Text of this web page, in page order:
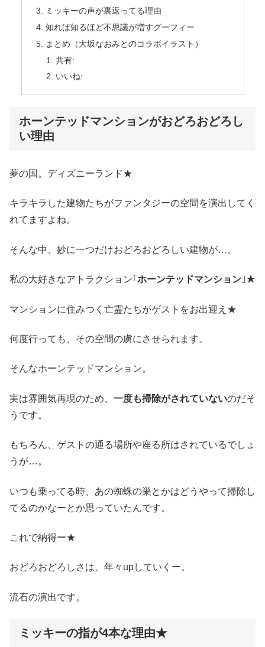
ミッキーの声が裏返ってる理由
知れば知るほど不思議が増すグーフィー
まとめ（大坂なおみとのコラボイラスト）
共有:
いいね:
ホーンテッドマンションがおどろおどろし
い理由
夢の国。ディズニーランド★
キラキラした建物たちがファンタジーの空間を演出してく
れてますよね。
そんな中、妙に一つだけおどろおどろしい建物が…。
私の大好きなアトラクション｢ ホーンテッドマンション ｣★
マンションに住みつく亡霊たちがゲストをお出迎え★
何度行っても、その空間の虜にさせられます。
そんなホーンテッドマンション。
実は雰囲気再現のため、 一度も掃除がされていないのだそ
うです。
もちろん、ゲストの通る場所や座る所はされているでしょ
うが…。
いつも乗ってる時、あの蜘蛛の巣とかはどうやって掃除し
てるのかなーとか思っていたんです。
これで納得ー★
おどろおどろしさは、年々upしていくー。
流石の演出です。
ミッキーの指が4本な理由★